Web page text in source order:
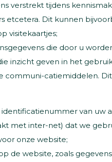
verstrekt tijdens
etcetera. Dit kunnen
visitekaartjes;
die door u
inzicht geven in het
communi-catiemiddelen.
identificatienummer van uw
met inter-net) dat we
onze website;
de website, zoals